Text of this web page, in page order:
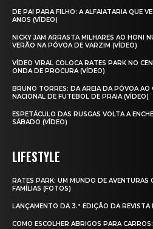
DE PAI PARA FILHO: A ALFAIATARIA QUE
ANOS (VÍDEO)
NICKY JAM ARRASTA MILHARES AO HONI
VERÃO NA PÓVOA DE VARZIM (VÍDEO)
VÍDEO VIRAL COLOCA RATES PARK NO
ONDA DE PROCURA (VÍDEO)
BRUNO TORRES: DA AREIA DA PÓVOA AO
NACIONAL DE FUTEBOL DE PRAIA (VÍDEO)
ESPETÁCULO DAS RUSGAS VOLTA A
SÁBADO (VÍDEO)
LIFESTYLE
RATES PARK: UM MUNDO DE AVENTURAS
FAMÍLIAS (FOTOS)
LANÇAMENTO DA 3.ª EDIÇÃO DA REVISTA
COMO ESCOLHER ABRIGOS PARA